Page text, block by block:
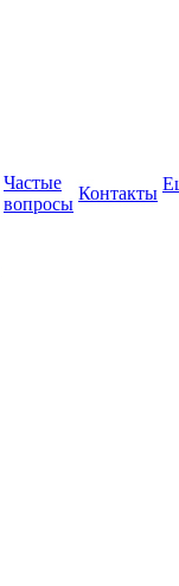
Частые
вопросы
Контакты